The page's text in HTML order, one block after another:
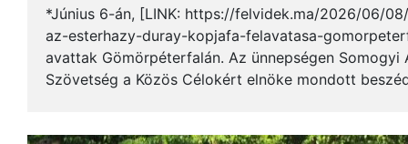
*Június 6-án, [LINK: https://felvidek.ma/2026/06/
az-esterhazy-duray-kopjafa-felavatasa-
avattak Gömörpéterfalán. Az ünnepségen
Szövetség a Közös Célokért elnöke mondott